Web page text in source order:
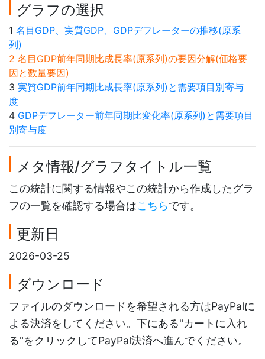
グラフの選択
1 名目GDP、実質GDP、GDPデフレーターの推移(原系
列)
2 名目GDP前年同期比成長率(原系列)の要因分解(価格要
因と数量要因)
3 実質GDP前年同期比成長率(原系列)と需要項目別寄与
度
4 GDPデフレーター前年同期比変化率(原系列)と需要項目
別寄与度
メタ情報/グラフタイトル一覧
この統計に関する情報やこの統計から作成したグラ
フの一覧を確認する場合はこちらです。
更新日
2026-03-25
ダウンロード
ファイルのダウンロードを希望される方はPayPalに
よる決済をしてください。下にある"カートに入れ
る"をクリックしてPayPal決済へ進んでください。